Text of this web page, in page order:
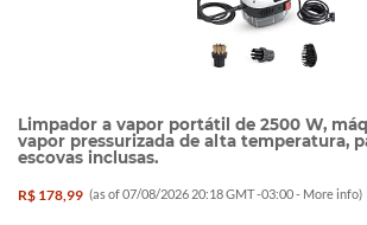
Limpador a vapor portátil de 2500 W,
vapor pressurizada de alta temperatura,
escovas inclusas.
R$ 178,99 (as of 07/08/2026 20:18 GMT -03:00 - More info)